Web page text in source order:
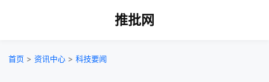
推批网
首页 > 资讯中心 > 科技要闻